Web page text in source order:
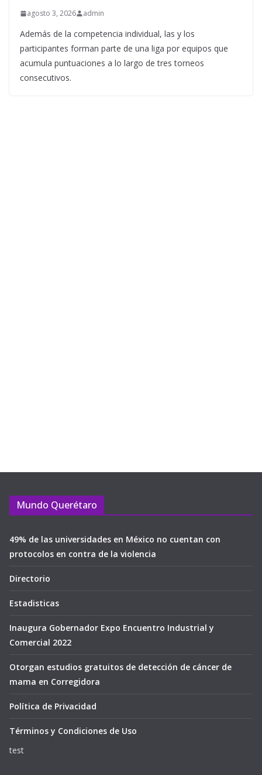
agosto 3, 2026 admin
Además de la competencia individual, las y los
participantes forman parte de una liga por equipos que
acumula puntuaciones a lo largo de tres torneos
consecutivos.
Mundo Querétaro
49% de las universidades en México no cuentan con
protocolos en contra de la violencia
Directorio
Estadisticas
Inaugura Gobernador Expo Encuentro Industrial y
Comercial 2022
Otorgan estudios gratuitos de detección de cáncer de
mama en Corregidora
Política de Privacidad
Términos y Condiciones de Uso
test